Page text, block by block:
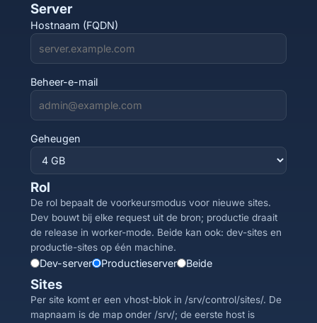
Server
Hostnaam (FQDN)
Beheer-e-mail
Geheugen
Rol
De rol bepaalt de voorkeursmodus voor nieuwe sites.
Dev bouwt bij elke request uit de bron; productie draait
de release in worker-mode. Beide kan ook: dev-sites en
productie-sites op één machine.
Dev-server Productieserver Beide
Sites
Per site komt er een vhost-blok in /srv/control/sites/. De
mapnaam is de map onder /srv/; de eerste host is